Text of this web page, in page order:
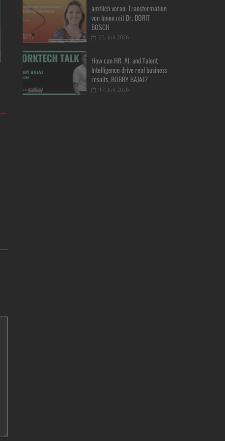
→
amtlich voran: Transformation
von Innen mit Dr. DORIT
BOSCH
23. Juli 2026
How can HR, AI, and Talent
Intelligence drive real business
results, BOBBY BAJAJ?
17. Juli 2026